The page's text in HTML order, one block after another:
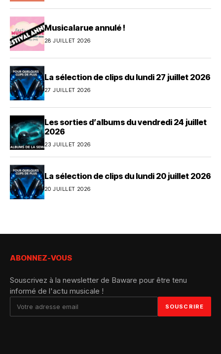
Musicalarue annulé !
28 JUILLET 2026
La sélection de clips du lundi 27 juillet 2026
27 JUILLET 2026
Les sorties d’albums du vendredi 24 juillet
2026
23 JUILLET 2026
La sélection de clips du lundi 20 juillet 2026
20 JUILLET 2026
ABONNEZ-VOUS
Souscrivez à la newsletter de Baware pour être tenu
informé de l'actu musicale !